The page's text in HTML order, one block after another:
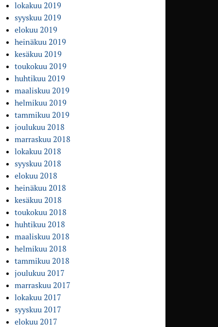
lokakuu 2019
syyskuu 2019
elokuu 2019
heinäkuu 2019
kesäkuu 2019
toukokuu 2019
huhtikuu 2019
maaliskuu 2019
helmikuu 2019
tammikuu 2019
joulukuu 2018
marraskuu 2018
lokakuu 2018
syyskuu 2018
elokuu 2018
heinäkuu 2018
kesäkuu 2018
toukokuu 2018
huhtikuu 2018
maaliskuu 2018
helmikuu 2018
tammikuu 2018
joulukuu 2017
marraskuu 2017
lokakuu 2017
syyskuu 2017
elokuu 2017